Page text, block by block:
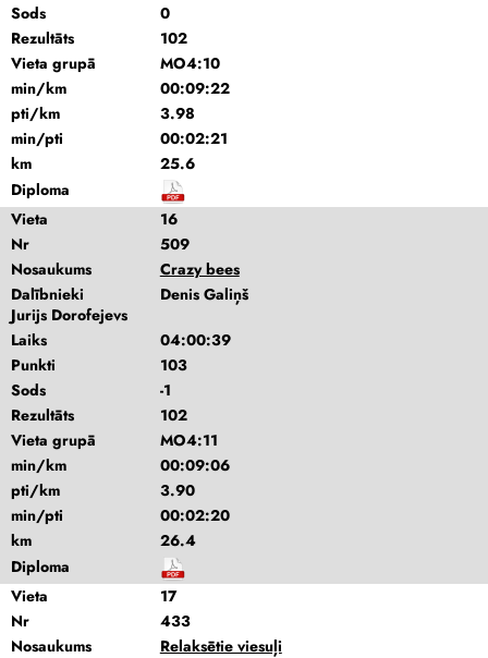
Sods
0
Rezultāts
102
Vieta grupā
MO4:10
min/km
00:09:22
pti/km
3.98
min/pti
00:02:21
km
25.6
Diploma
Vieta
16
Nr
509
Nosaukums
Crazy bees
Dalībnieki
Denis Galiņš
Jurijs Dorofejevs
Laiks
04:00:39
Punkti
103
Sods
-1
Rezultāts
102
Vieta grupā
MO4:11
min/km
00:09:06
pti/km
3.90
min/pti
00:02:20
km
26.4
Diploma
Vieta
17
Nr
433
Nosaukums
Relaksētie viesuļi